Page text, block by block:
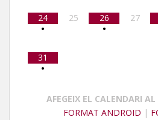
24
•
25
26
•
27
31
•
AFEGEIX EL CALENDARI
FORMAT ANDROID |